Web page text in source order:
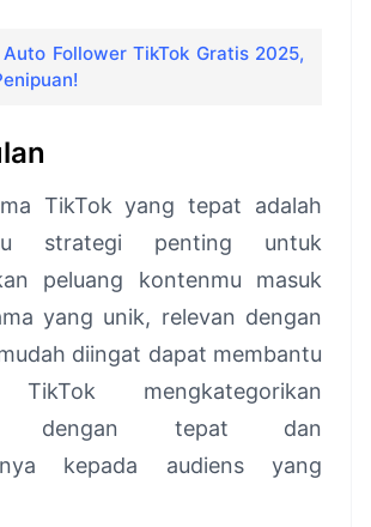
Auto Follower TikTok Gratis 2025,
TikTok yang tepat adalah
strategi penting untuk
peluang kontenmu masuk
yang unik, relevan dengan
diingat dapat membantu
TikTok mengkategorikan
dengan tepat dan
kepada audiens yang